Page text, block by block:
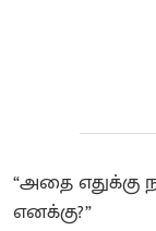
“அதை
எனக்கு?”